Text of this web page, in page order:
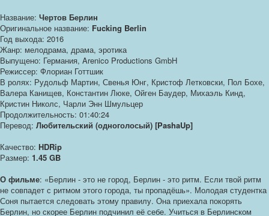
Название: Чертов Берлин
Оригинальное название: Fucking Berlin
Год выхода: 2016
Жанр: мелодрама, драма, эротика
Выпущено: Германия, Arenico Productions GmbH
Режиссер: Флориан Готтшик
В ролях: Рудольф Мартин, Свенья Юнг, Кристоф Летковски, Пол Бохе,
Валера Канищев, Константин Люке, Ойген Баудер, Михаэль Кинд,
Кристин Николс, Чарли Энн Шмульцер
Продолжительность: 01:40:24
Перевод: Любительский (одноголосый) [PashaUp]
Качество: HDRip
Размер: 1.45 GB
О фильме: «Берлин - это не город, Берлин - это ритм. Если твой ритм
не совпадет с ритмом этого города, ты пропадёшь». Молодая студентка
Соня пытается следовать этому правилу. Она приехала покорять
Берлин, но скорее Берлин подчинил её себе. Учиться в Берлинском